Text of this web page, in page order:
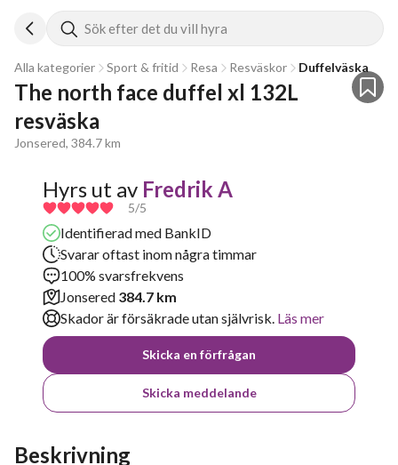
Sök efter det du vill hyra
Alla kategorier Sport & fritid Resa Resväskor Duffelväska
The north face duffel xl 132L
resväska
Jonsered, 384.7 km
Hyrs ut av Fredrik A
5/5
Identifierad med BankID
Svarar oftast inom några timmar
100% svarsfrekvens
Jonsered 384.7 km
Skador är försäkrade utan självrisk. Läs mer
Skicka en förfrågan
Skicka meddelande
Beskrivning